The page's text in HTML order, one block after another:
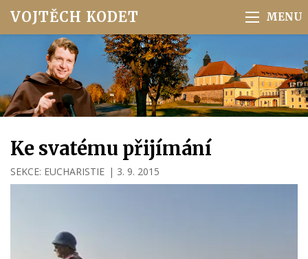
VOJTĚCH KODET
Ke svatému přijímání
SEKCE: EUCHARISTIE | 3. 9. 2015